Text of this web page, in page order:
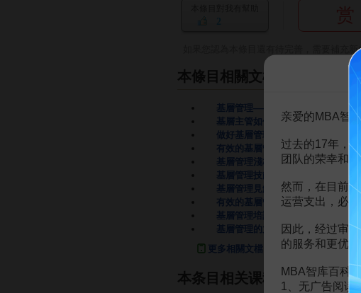
2
如果您認為本條目還有待完善，需要補充
本條目相關文檔
基層管理——企業中的基層管理者
基層主管如何與下屬 溝通（基層管
做好基層管理者
有效的基層管理者 56頁
基層管理淺析
2頁
基層管理技能
基層管理見解
15頁
有效的基層管理者 56頁
基層管理培訓
基層管理的力量
1頁
更多相關文檔
本条目相关课程
亲爱的MBA智
过去的17年，
团队的荣幸和骄
然而，在目前
运营支出，必
因此，经过审
的服务和更优
MBA智库百科
1、无广告阅读